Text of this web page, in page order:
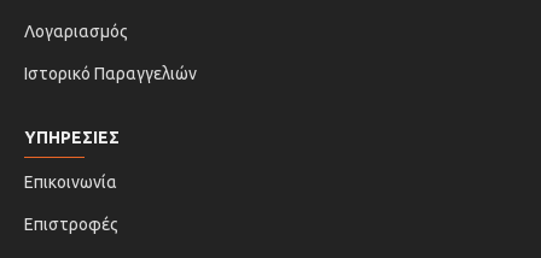
Λογαριασμός
Ιστορικό Παραγγελιών
ΥΠΗΡΕΣΙΕΣ
Επικοινωνία
Επιστροφές